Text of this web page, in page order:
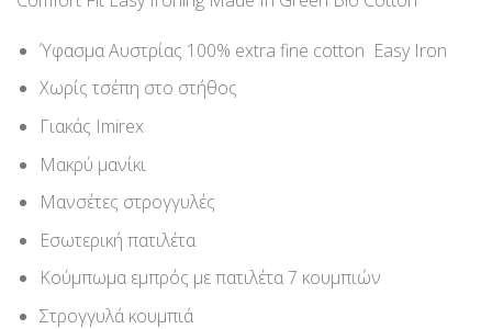
Ύφασμα Αυστρίας 100% extra fine cotton Easy Iron
Χωρίς τσέπη στο στήθος
Γιακάς Imirex
Μακρύ μανίκι
Μανσέτες στρογγυλές
Εσωτερική πατιλέτα
Κούμπωμα εμπρός με πατιλέτα 7 κουμπιών
Στρογγυλά κουμπιά